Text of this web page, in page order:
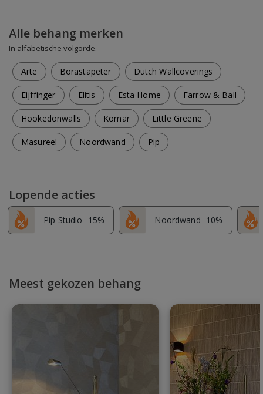
Alle behang merken
In alfabetische volgorde.
Arte Borastapeter Dutch Wallcoverings
Eijffinger Elitis Esta Home Farrow & Ball
Hookedonwalls Komar Little Greene
Masureel Noordwand Pip
Lopende acties
Pip Studio -15% Noordwand -10%
Meest gekozen behang